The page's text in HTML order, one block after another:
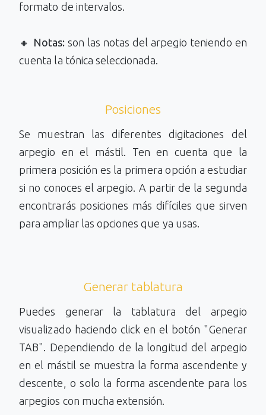
formato de intervalos.
🔸 Notas: son las notas del arpegio teniendo en
cuenta la tónica seleccionada.
Posiciones
Se muestran las diferentes digitaciones del
arpegio en el mástil. Ten en cuenta que la
primera posición es la primera opción a estudiar
si no conoces el arpegio. A partir de la segunda
encontrarás posiciones más difíciles que sirven
para ampliar las opciones que ya usas.
Generar tablatura
Puedes generar la tablatura del arpegio
visualizado haciendo click en el botón "Generar
TAB". Dependiendo de la longitud del arpegio
en el mástil se muestra la forma ascendente y
descente, o solo la forma ascendente para los
arpegios con mucha extensión.